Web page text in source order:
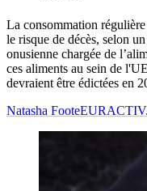
La consommation
le risque de décès, selon
onusienne chargée de
ces aliments au sein de
devraient être édictées en
Natasha Foote